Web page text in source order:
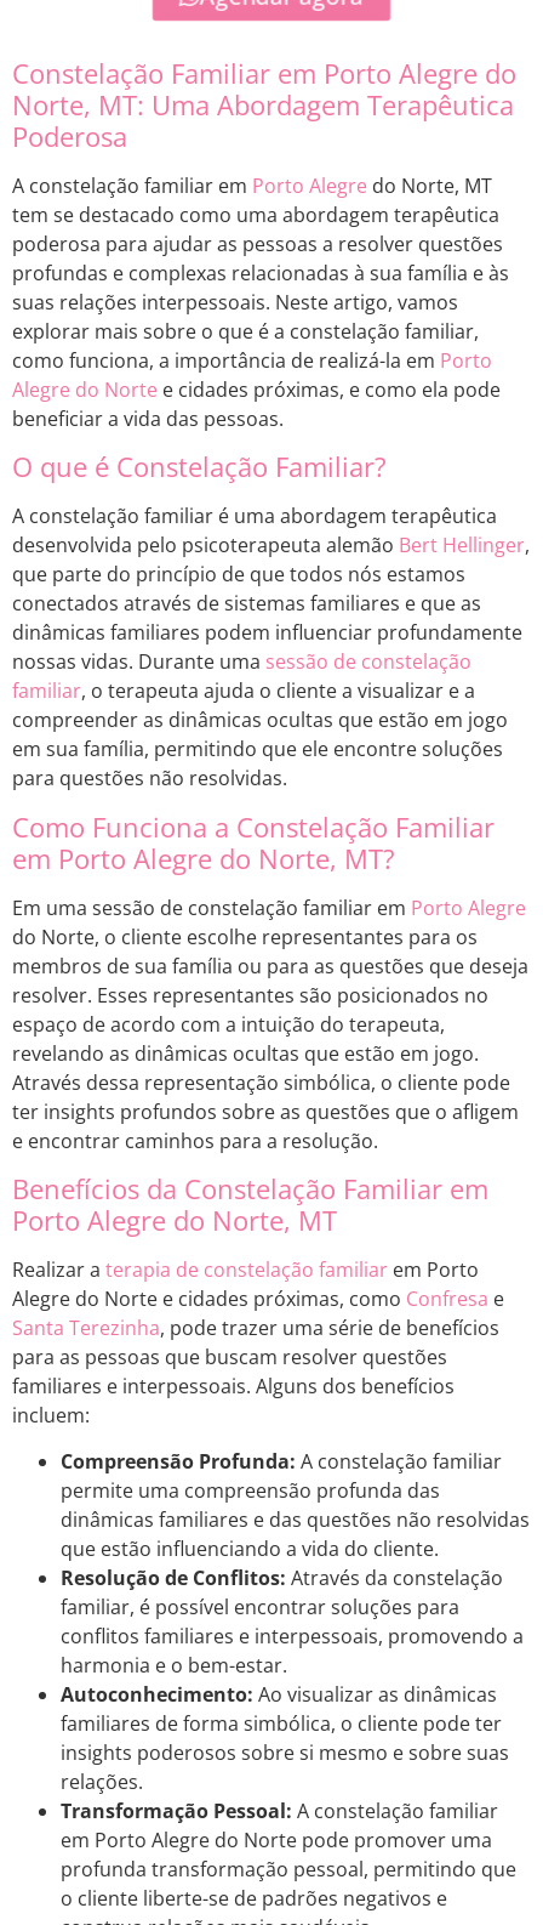
Constelação Familiar em Porto Alegre do
Norte, MT: Uma Abordagem Terapêutica
Poderosa
A constelação familiar em Porto Alegre do Norte, MT
tem se destacado como uma abordagem terapêutica
poderosa para ajudar as pessoas a resolver questões
profundas e complexas relacionadas à sua família e às
suas relações interpessoais. Neste artigo, vamos
explorar mais sobre o que é a constelação familiar,
como funciona, a importância de realizá-la em Porto
Alegre do Norte e cidades próximas, e como ela pode
beneficiar a vida das pessoas.
O que é Constelação Familiar?
A constelação familiar é uma abordagem terapêutica
desenvolvida pelo psicoterapeuta alemão Bert Hellinger,
que parte do princípio de que todos nós estamos
conectados através de sistemas familiares e que as
dinâmicas familiares podem influenciar profundamente
nossas vidas. Durante uma sessão de constelação
familiar, o terapeuta ajuda o cliente a visualizar e a
compreender as dinâmicas ocultas que estão em jogo
em sua família, permitindo que ele encontre soluções
para questões não resolvidas.
Como Funciona a Constelação Familiar
em Porto Alegre do Norte, MT?
Em uma sessão de constelação familiar em Porto Alegre
do Norte, o cliente escolhe representantes para os
membros de sua família ou para as questões que deseja
resolver. Esses representantes são posicionados no
espaço de acordo com a intuição do terapeuta,
revelando as dinâmicas ocultas que estão em jogo.
Através dessa representação simbólica, o cliente pode
ter insights profundos sobre as questões que o afligem
e encontrar caminhos para a resolução.
Benefícios da Constelação Familiar em
Porto Alegre do Norte, MT
Realizar a terapia de constelação familiar em Porto
Alegre do Norte e cidades próximas, como Confresa e
Santa Terezinha, pode trazer uma série de benefícios
para as pessoas que buscam resolver questões
familiares e interpessoais. Alguns dos benefícios
incluem:
Compreensão Profunda: A constelação familiar
permite uma compreensão profunda das
dinâmicas familiares e das questões não resolvidas
que estão influenciando a vida do cliente.
Resolução de Conflitos: Através da constelação
familiar, é possível encontrar soluções para
conflitos familiares e interpessoais, promovendo a
harmonia e o bem-estar.
Autoconhecimento: Ao visualizar as dinâmicas
familiares de forma simbólica, o cliente pode ter
insights poderosos sobre si mesmo e sobre suas
relações.
Transformação Pessoal: A constelação familiar
em Porto Alegre do Norte pode promover uma
profunda transformação pessoal, permitindo que
o cliente liberte-se de padrões negativos e